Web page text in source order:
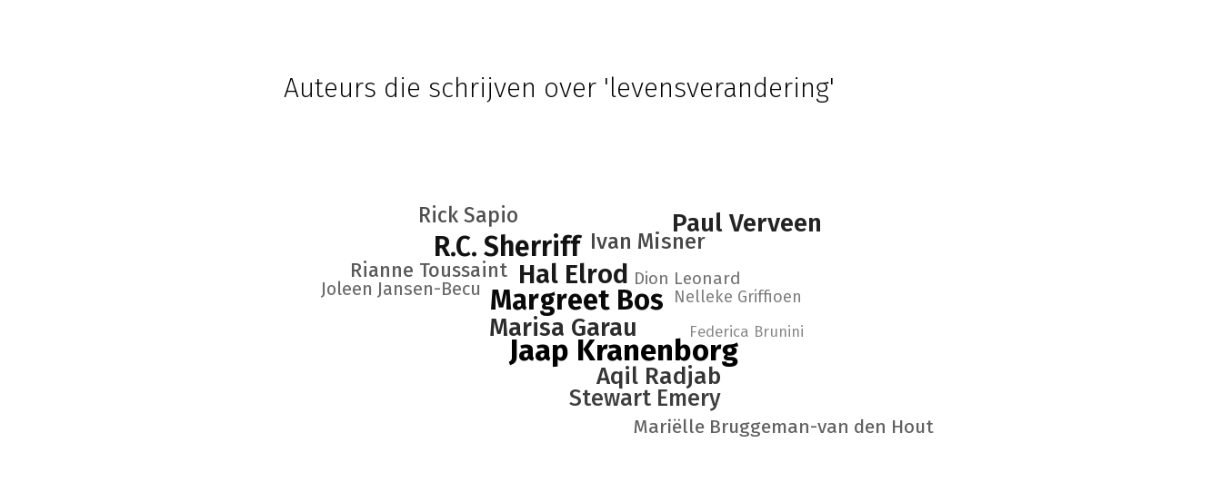
Auteurs die schrijven over 'levensverandering'
Jaap Kranenborg
Margreet Bos
R.C. Sherriff
Hal Elrod
Paul Verveen
Marisa Garau
Aqil Radjab
Stewart Emery
Ivan Misner
Rick Sapio
Rianne Toussaint
Mariëlle Bruggeman-van den Hout
Joleen Jansen-Becu Dion Leonard
Nelleke Griffioen
Federica Brunini